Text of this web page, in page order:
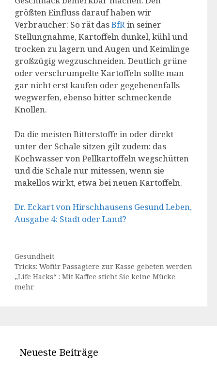
größten Einfluss darauf haben wir
Verbraucher: So rät dasBfRin seiner
Stellungnahme, Kartoffeln dunkel, kühl und
trocken zu lagern und Augen und Keimlinge
großzügig wegzuschneiden. Deutlich grüne
oder verschrumpelte Kartoffeln sollte man
gar nicht erst kaufen oder gegebenenfalls
wegwerfen, ebenso bitter schmeckende
Knollen.
Da die meisten Bitterstoffe in oder direkt
unter der Schale sitzen gilt zudem: das
Kochwasser von Pellkartoffeln wegschütten
und die Schale nur mitessen, wenn sie
makellos wirkt, etwa bei neuen Kartoffeln.
Dr. Eckart von Hirschhausens Gesund Leben,
Ausgabe 4: Stadt oder Land?
Kategorien
Gesundheit
Tricks: Wofür Passagiere zur Kasse gebeten werden
„Life Hacks“ : Mit Kaffee sticht Sie keine Mücke
mehr
Neueste Beiträge